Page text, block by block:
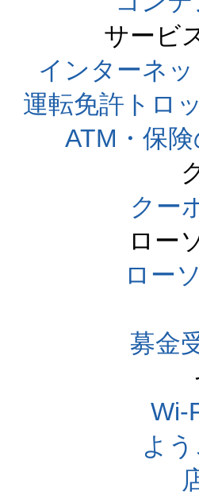
サービ
インターネ
運転免許トロ
ATM・保
クー
ロー
ロー
募金
Wi-
よ